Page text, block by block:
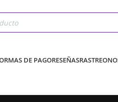
DE PAGORESEÑASRASTREO